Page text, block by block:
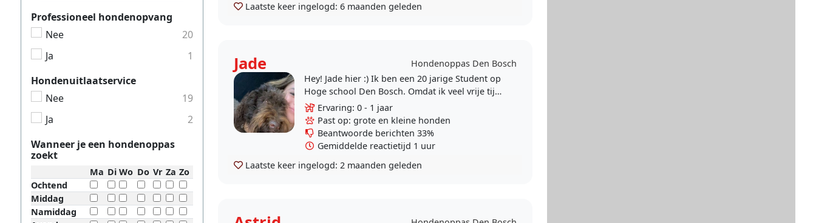
Laatste keer ingelogd: 6 maanden geleden
Jade
Hondenoppas Den Bosch
Hey! Jade hier :) Ik ben een 20 jarige Student op
Hoge school Den Bosch. Omdat ik veel vrije tijd
naast mijn studie heb, en altijd al een groot
hart..
Ervaring: 0 - 1 jaar
Past op: grote en kleine honden
Beantwoorde berichten 33%
Gemiddelde reactietijd 1 uur
Laatste keer ingelogd: 2 maanden geleden
Professioneel hondenopvang
Nee
20
Ja
1
Hondenuitlaatservice
Nee
19
Ja
2
Wanneer je een hondenoppas
zoekt
Ma Di Wo Do Vr Za Zo
Ochtend
Middag
Namiddag